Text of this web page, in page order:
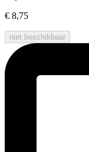
€ 8,75
niet beschikbaar